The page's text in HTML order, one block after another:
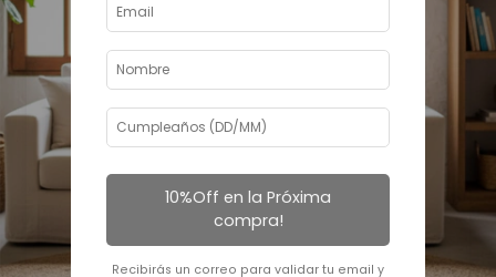
10%Off en la Próxima
compra!
Recibirás un correo para validar tu email y